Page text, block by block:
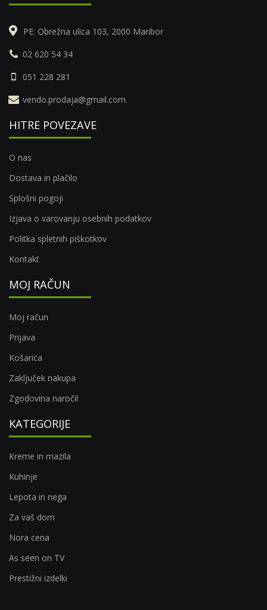
PE: Obrežna ulica 103, 2000 Maribor
02 620 54 34
051 228 281
vendo.prodaja@gmail.com
HITRE POVEZAVE
O nas
Dostava in plačilo
Splošni pogoji
Izjava o varovanju osebnih podatkov
Politka spletnih piškotkov
Kontakt
MOJ RAČUN
Moj račun
Prijava
Košarica
Zaključek nakupa
Zgodovina naročil
KATEGORIJE
Kreme in mazila
Kuhinje
Lepota in nega
Za vaš dom
Nora cena
As seen on TV
Prestižni izdelki